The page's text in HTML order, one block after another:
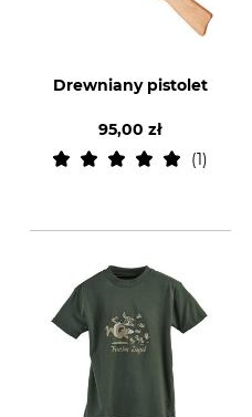
Drewniany pistolet
95,00 zł
1